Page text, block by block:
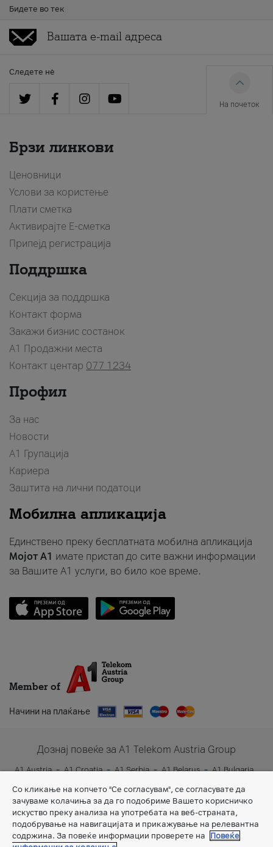
Бидете во тек
Следете нè
На почеток
Брзи линкови
Ценовници
Услови за користење
Плати сметка
Активирајте Е-сметка
Припејд регистрација
Поддршка
Секција за поддршка
Контакт форма
Закажи бизнис состанок
A1 Продажни места
Контакт центар 077 1234
Профил
За нас
Новости
А1 Групација
Кариера
Заштита на лични податоци
Мобилна апликација
Единствено преку бесплатната мобилна апликација
Мојот A1 имате пристап до сите важни информации
за Вашите A1 услуги, во било кое време.
Member of
Начини на плаќање
Дознај повеќе за A1 Telekom Austria Group
A1 Austria A1 Croatia A1 Serbia A1 Belarus
A1 Bulgaria
Со кликање на копчето "Се согласувам", се согласувате да
зачуваме колачиња за да го подобриме Вашето корисничко
искуство преку анализа на употребата на веб-страната,
подобрување на навигацијата и прикажување на релевантна
содржина. За повеќе информации проверете на
Повеќе